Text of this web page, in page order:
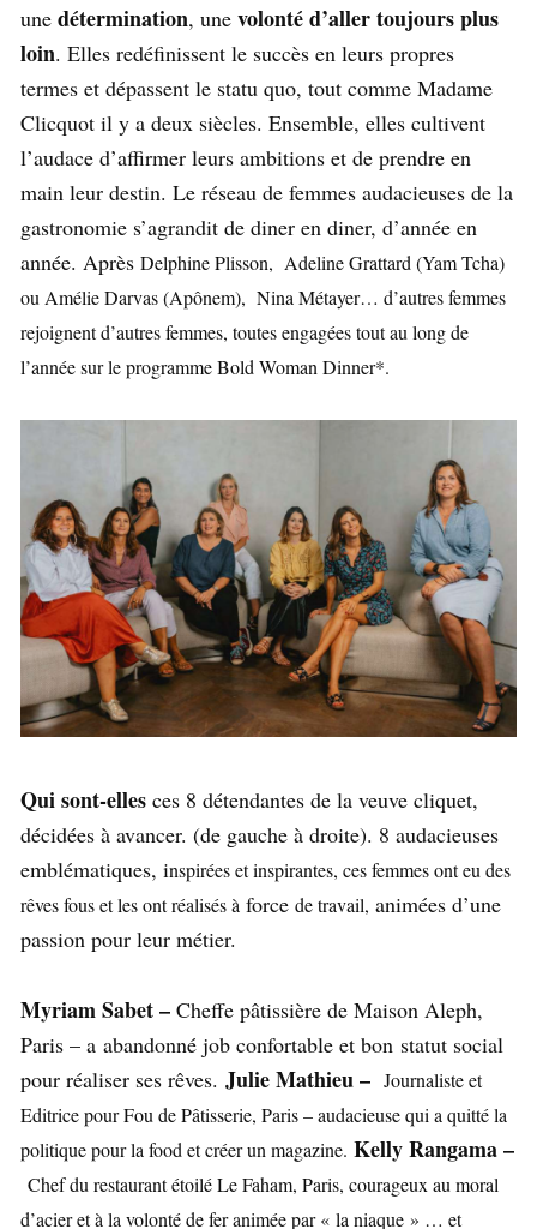
une détermination, une volonté d’aller toujours plus
loin. Elles redéfinissent le succès en leurs propres
termes et dépassent le statu quo, tout comme Madame
Clicquot il y a deux siècles. Ensemble, elles cultivent
l’audace d’affirmer leurs ambitions et de prendre en
main leur destin. Le réseau de femmes audacieuses de la
gastronomie s’agrandit de diner en diner, d’année en
année. Après Delphine Plisson, Adeline Grattard (Yam Tcha)
ou Amélie Darvas (Apônem), Nina Métayer… d’autres femmes
rejoignent d’autres femmes, toutes engagées tout au long de
l’année sur le programme Bold Woman Dinner*.
Qui sont-elles ces 8 détendantes de la veuve cliquet,
décidées à avancer. (de gauche à droite). 8 audacieuses
emblématiques, inspirées et inspirantes, ces femmes ont eu des
rêves fous et les ont réalisés à force de travail, animées d’une
passion pour leur métier.
Myriam Sabet – Cheffe pâtissière de Maison Aleph,
Paris – a abandonné job confortable et bon statut social
pour réaliser ses rêves. Julie Mathieu – Journaliste et
Editrice pour Fou de Pâtisserie, Paris – audacieuse qui a quitté la
politique pour la food et créer un magazine. Kelly Rangama –
Chef du restaurant étoilé Le Faham, Paris, courageux au moral
d’acier et à la volonté de fer animée par « la niaque » … et